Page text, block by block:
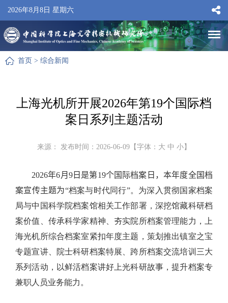
2026年8月8日 星期六
首页 > 综合新闻
上海光机所开展2026年第19个国际档
案日系列主题活动
来源： 发布时间：2026-06-09【字体： 大 中 小 】
2026年6月 9日是第19个国际档案日，本年度全国档
案宣传主题为“档案与时代同行”。为深入贯彻国家档案
局与中国科学院档案馆相关工作部署，深挖馆藏科研档
案价值、传承科学家精神、夯实院所档案管理能力，上
海光机所综合档案室紧扣年度主题，策划推出镇室之宝
专题宣讲、院士科研档案特展、跨所档案交流培训三大
系列活动，以鲜活档案讲好上光科研故事，提升档案专
兼职人员业务能力。